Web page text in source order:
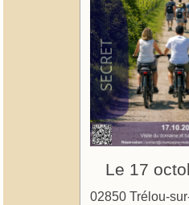
Le 17
02850 Trélou-